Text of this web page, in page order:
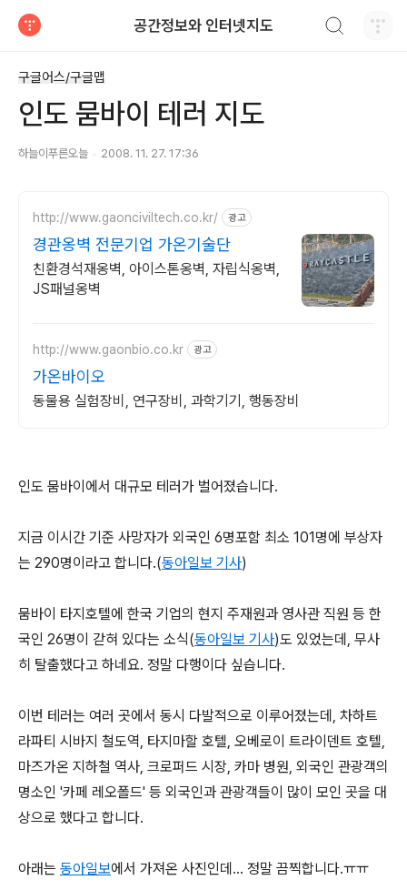
공간정보와 인터넷지도
구글어스/구글맵
인도 뭄바이 테러 지도
하늘이푸른오늘 2008. 11. 27. 17:36
http://www.gaonciviltech.co.kr/ 광고
경관옹벽 전문기업 가온기술단
친환경석재옹벽, 아이스톤옹벽, 자립식옹벽,
JS패널옹벽
http://www.gaonbio.co.kr 광고
가온바이오
동물용 실험장비, 연구장비, 과학기기, 행동장비
인도 뭄바이에서 대규모 테러가 벌어졌습니다.
지금 이시간 기준 사망자가 외국인 6명포함 최소 101명에 부상자
는 290명이라고 합니다.(동아일보 기사)
뭄바이 타지호텔에 한국 기업의 현지 주재원과 영사관 직원 등 한
국인 26명이 갇혀 있다는 소식(동아일보 기사)도 있었는데, 무사
히 탈출했다고 하네요. 정말 다행이다 싶습니다.
이번 테러는 여러 곳에서 동시 다발적으로 이루어졌는데, 차하트
라파티 시바지 철도역, 타지마할 호텔, 오베로이 트라이덴트 호텔,
마즈가온 지하철 역사, 크로퍼드 시장, 카마 병원, 외국인 관광객의
명소인 '카페 레오폴드' 등 외국인과 관광객들이 많이 모인 곳을 대
상으로 했다고 합니다.
아래는 동아일보에서 가져온 사진인데... 정말 끔찍합니다.ㅠㅠ